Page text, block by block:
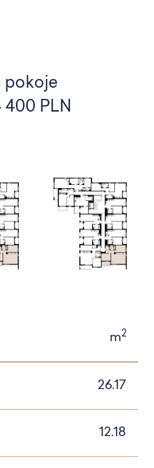
pokoje
400 PLN
m2
26.17
12.18